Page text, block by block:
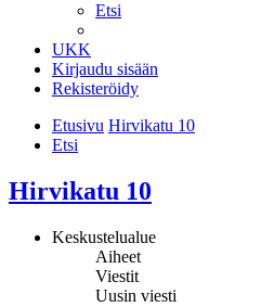
Etsi
UKK
Kirjaudu sisään
Rekisteröidy
Etusivu Hirvikatu 10
Etsi
Hirvikatu 10
Keskustelualue
Aiheet
Viestit
Uusin viesti